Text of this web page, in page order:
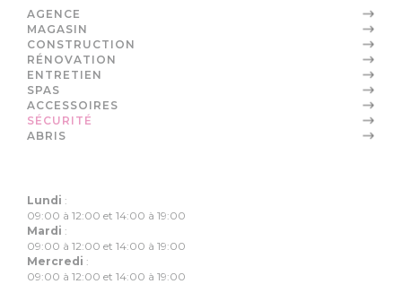
AGENCE
MAGASIN
CONSTRUCTION
RÉNOVATION
ENTRETIEN
SPAS
ACCESSOIRES
SÉCURITÉ
ABRIS
Lundi :
09:00 à 12:00 et 14:00 à 19:00
Mardi :
09:00 à 12:00 et 14:00 à 19:00
Mercredi :
09:00 à 12:00 et 14:00 à 19:00